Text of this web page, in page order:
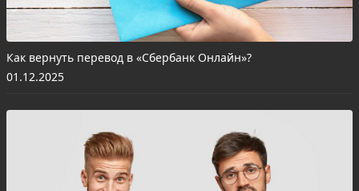
Как вернуть перевод в «Сбербанк Онлайн»?
01.12.2025